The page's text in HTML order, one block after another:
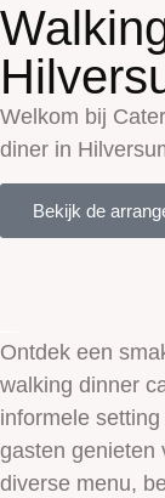
Welkom bij
diner in
Bekijk de
Ontdek een
walking dinner
informele
gasten genieten
diverse menu,